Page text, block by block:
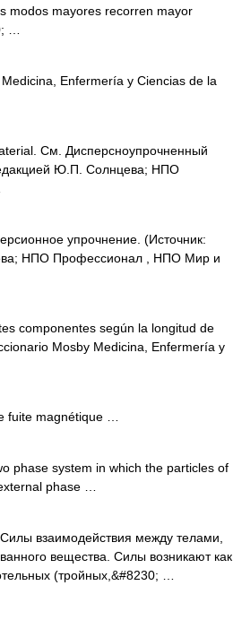
modos mayores recorren mayor
…
Enfermería y Ciencias de la
См. Дисперсноупрочненный
Ю.П. Солнцева; НПО
упрочнение. (Источник:
НПО Профессионал , НПО Мир и
componentes según la longitud de
Mosby Medicina, Enfermería y
fuite magnétique …
phase system in which the particles of
phase …
взаимодействия между телами,
вещества. Силы возникают как
(тройных,&#8230; …